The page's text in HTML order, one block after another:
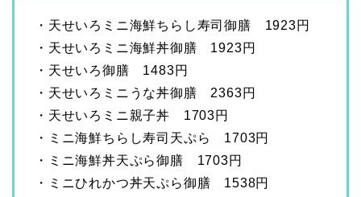
・天せいろミニ海鮮ちらし寿司御膳 1923円
・天せいろミニ海鮮丼御膳 1923円
・天せいろ御膳 1483円
・天せいろミニうな丼御膳 2363円
・天せいろミニ親子丼 1703円
・ミニ海鮮ちらし寿司天ぷら 1703円
・ミニ海鮮丼天ぷら御膳 1703円
・ミニひれかつ丼天ぷら御膳 1538円